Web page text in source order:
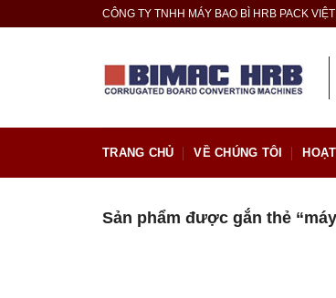
CÔNG TY TNHH MÁY BAO BÌ HRB PACK
TRANG CHỦ VỀ CHÚNG TÔI
Sản phẩm được gắn thẻ